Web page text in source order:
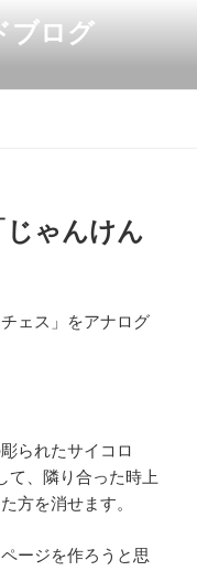
ブログ
ゃんけん
ェス」をアナログ
られたサイコロ
て、隣り合った時上
方を消せます。
ージを作ろうと思